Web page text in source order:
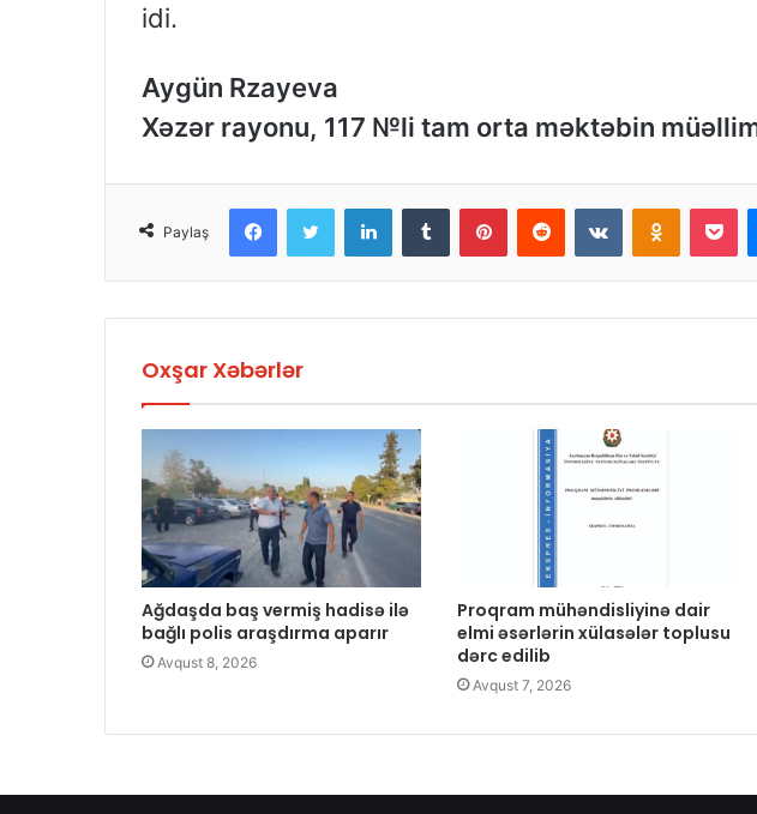
idi.
Aygün Rzayeva
Xəzər rayonu, 117 №li tam orta məktəbin
Paylaş
Oxşar Xəbərlər
Ağdaşda baş vermiş hadisə ilə
bağlı polis araşdırma aparır
Avqust 8, 2026
Proqram mühəndisliyinə dair
elmi əsərlərin xülasələr toplusu
dərc edilib
Avqust 7, 2026